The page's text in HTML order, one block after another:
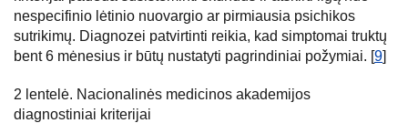
nespecifinio lėtinio nuovargio ar pirmiausia psichikos
sutrikimų. Diagnozei patvirtinti reikia, kad simptomai truktų
bent 6 mėnesius ir būtų nustatyti pagrindiniai požymiai. [9]
2 lentelė. Nacionalinės medicinos akademijos
diagnostiniai kriterijai